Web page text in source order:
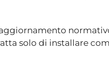
solo di installare